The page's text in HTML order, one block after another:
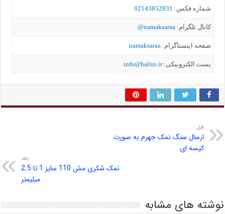
شماره فکس: 02143852831
کانال تلگرام:namaksaraa@
صفحه اینستاگرام:namaksaraa
یست الکترونیکی:info@halito.ir
قبل
ارسال سنگ نمک جهرم به صورت
کیسه ای
بعد
نمک شکری مش 110 سایز 1 تا 2.5
میلیمتر
نوشته های مشابه